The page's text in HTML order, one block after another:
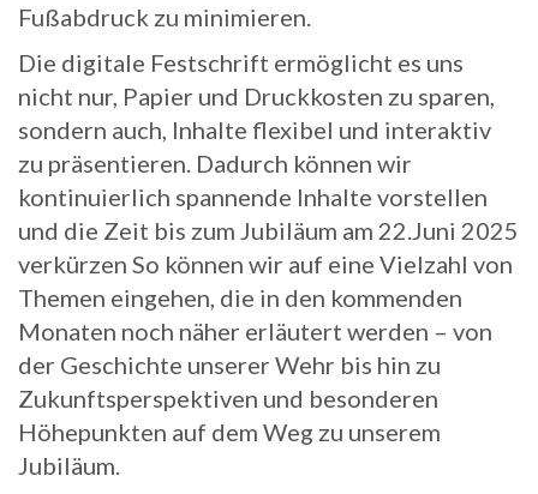
Fußabdruck zu minimieren.
Die digitale Festschrift ermöglicht es uns
nicht nur, Papier und Druckkosten zu sparen,
sondern auch, Inhalte flexibel und interaktiv
zu präsentieren. Dadurch können wir
kontinuierlich spannende Inhalte vorstellen
und die Zeit bis zum Jubiläum am 22.Juni 2025
verkürzen So können wir auf eine Vielzahl von
Themen eingehen, die in den kommenden
Monaten noch näher erläutert werden – von
der Geschichte unserer Wehr bis hin zu
Zukunftsperspektiven und besonderen
Höhepunkten auf dem Weg zu unserem
Jubiläum.